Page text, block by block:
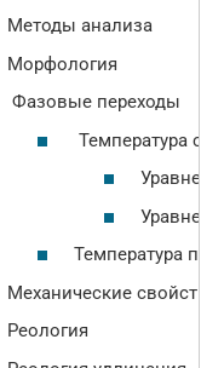
Методы анализа
Морфология
Фазовые переходы
Температура
Температура
Механические свойства
Реология